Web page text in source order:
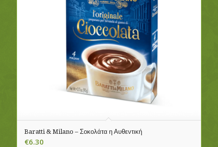
Baratti & Milano – Σοκολάτα η Αυθεντική
€6.30